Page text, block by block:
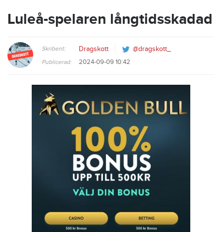
Luleå-spelaren långtidsskadad
Skribent: Dragskott @dragskott_
Publicerad: 2024-09-09 10:42